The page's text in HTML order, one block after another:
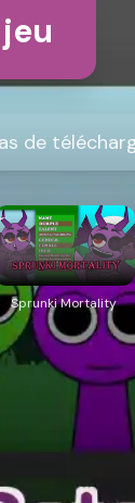
de
Sprunki Mortality